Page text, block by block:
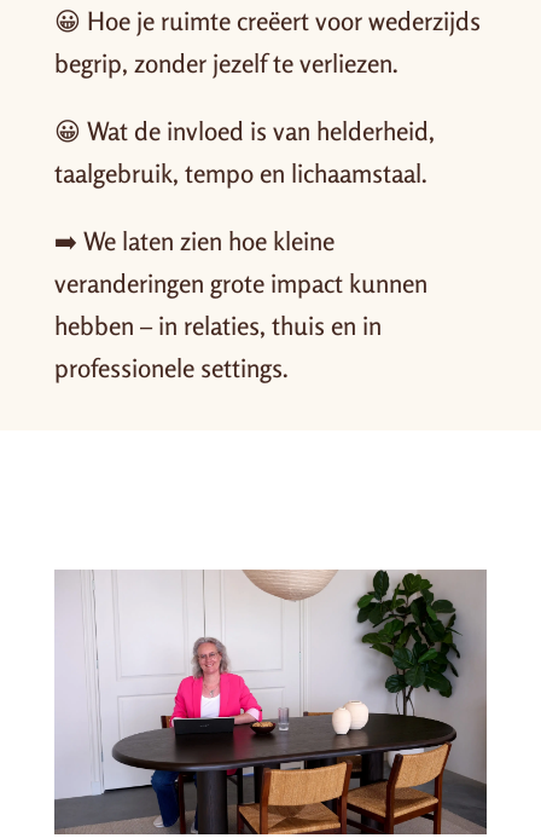
😀 Hoe je ruimte creëert voor wederzijds
begrip, zonder jezelf te verliezen.
😀 Wat de invloed is van helderheid,
taalgebruik, tempo en lichaamstaal.
➡️ We laten zien hoe kleine
veranderingen grote impact kunnen
hebben – in relaties, thuis en in
professionele settings.